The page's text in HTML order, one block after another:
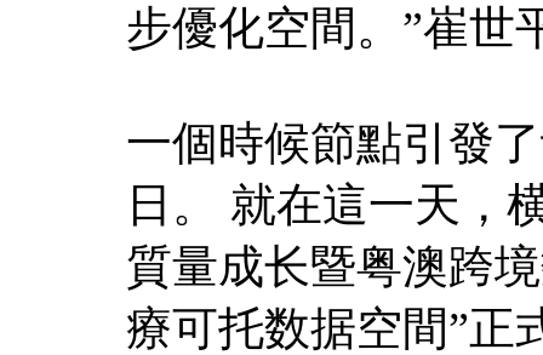
步優化空間。”崔世
一個時候節點引發
日。 就在這一天，
質量成长暨粤澳跨
療可托数据空間”正